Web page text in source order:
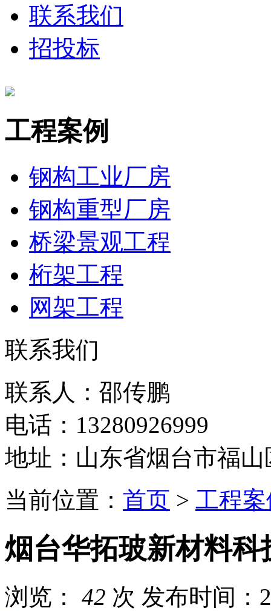
联系我们
招投标
工程案例
钢构工业厂房
钢构重型厂房
桥梁景观工程
桁架工程
网架工程
联系我们
联系人：邵传鹏
电话：13280926999
地址：山东省烟台市福
当前位置： 首页 > 工程
烟台华拓玻新材料
浏览： 42 次 发布时间：